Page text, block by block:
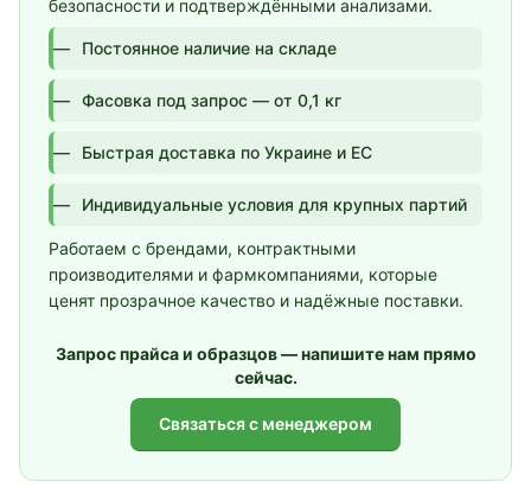
безопасности и подтверждёнными анализами.
Постоянное наличие на складе
Фасовка под запрос — от 0,1 кг
Быстрая доставка по Украине и ЕС
Индивидуальные условия для крупных партий
Работаем с брендами, контрактными
производителями и фармкомпаниями, которые
ценят прозрачное качество и надёжные поставки.
Запрос прайса и образцов — напишите нам прямо
сейчас.
Связаться с менеджером